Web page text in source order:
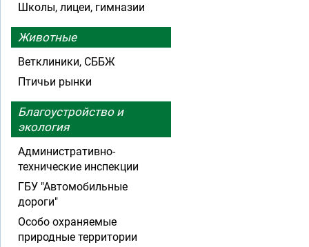
Школы, лицеи, гимназии
Животные
Ветклиники, СББЖ
Птичьи рынки
Благоустройство и
экология
Административно-
технические инспекции
ГБУ "Автомобильные
дороги"
Особо охраняемые
природные территории